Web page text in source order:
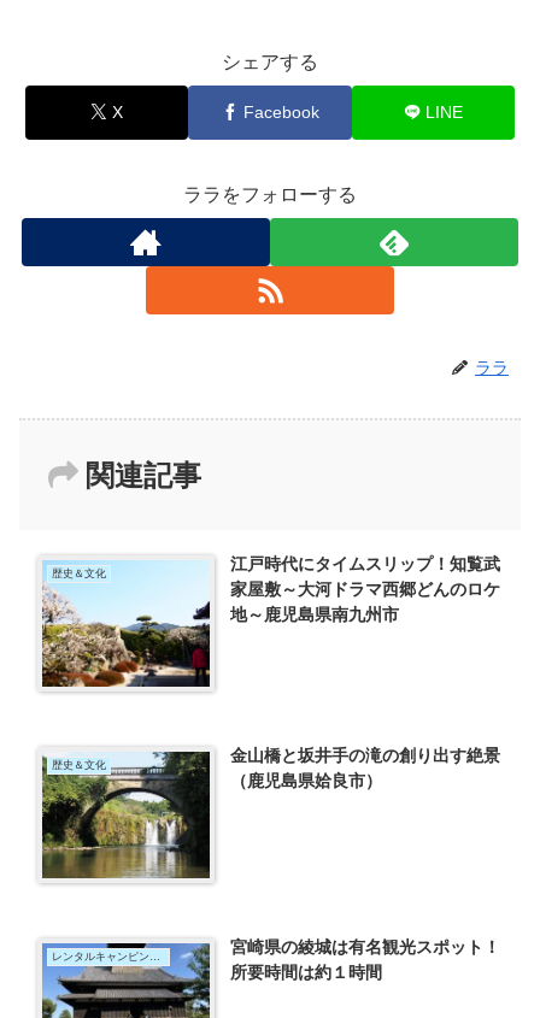
シェアする
X Facebook LINE
ララをフォローする
ララ
関連記事
歴史＆文化
江戸時代にタイムスリップ！知覧武
家屋敷～大河ドラマ西郷どんのロケ
地～鹿児島県南九州市
歴史＆文化
金山橋と坂井手の滝の創り出す絶景
（鹿児島県姶良市）
レンタルキャンピングカー
宮崎県の綾城は有名観光スポット！
所要時間は約１時間